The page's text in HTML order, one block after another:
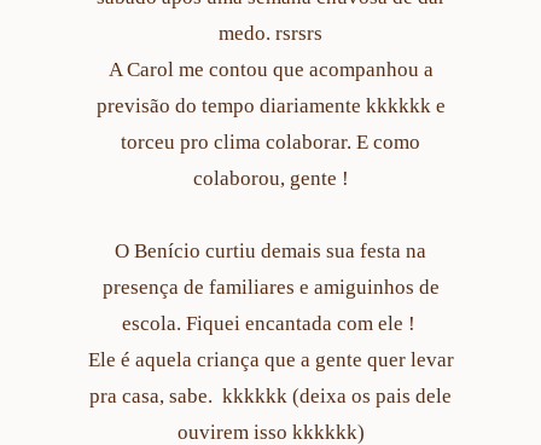
medo. rsrsrs
A Carol me contou que acompanhou a
previsão do tempo diariamente kkkkkk e
torceu pro clima colaborar. E como
colaborou, gente !
O Benício curtiu demais sua festa na
presença de familiares e amiguinhos de
escola. Fiquei encantada com ele !
Ele é aquela criança que a gente quer levar
pra casa, sabe. kkkkkk (deixa os pais dele
ouvirem isso kkkkkk)